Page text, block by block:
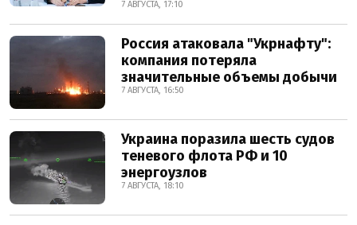
7 АВГУСТА, 17:10
Россия атаковала "Укрнафту":
компания потеряла
значительные объемы добычи
7 АВГУСТА, 16:50
Украина поразила шесть судов
теневого флота РФ и 10
энергоузлов
7 АВГУСТА, 18:10